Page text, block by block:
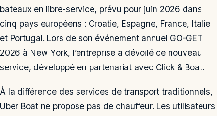
bateaux en libre-service, prévu pour juin 2026 dans
cinq pays européens : Croatie, Espagne, France, Italie
et Portugal. Lors de son événement annuel GO-GET
2026 à New York, l’entreprise a dévoilé ce nouveau
service, développé en partenariat avec Click & Boat.
À la différence des services de transport traditionnels,
Uber Boat ne propose pas de chauffeur. Les utilisateurs